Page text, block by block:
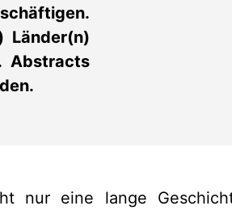
Länder(n)
Abstracts
nur eine lange